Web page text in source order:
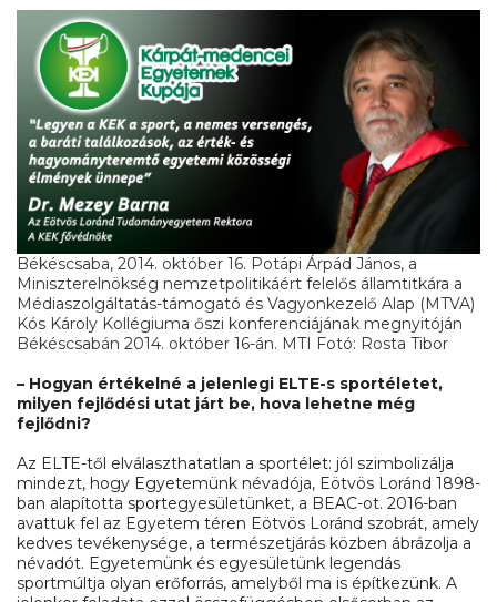
Békéscsaba, 2014. október 16. Potápi Árpád János, a
Miniszterelnökség nemzetpolitikáért felelős államtitkára a
Médiaszolgáltatás-támogató és Vagyonkezelő Alap (MTVA)
Kós Károly Kollégiuma őszi konferenciájának megnyitóján
Békéscsabán 2014. október 16-án. MTI Fotó: Rosta Tibor
– Hogyan értékelné a jelenlegi ELTE-s sportéletet,
milyen fejlődési utat járt be, hova lehetne még
fejlődni?
Az ELTE-től elválaszthatatlan a sportélet: jól szimbolizálja
mindezt, hogy Egyetemünk névadója, Eötvös Loránd 1898-
ban alapította sportegyesületünket, a BEAC-ot. 2016-ban
avattuk fel az Egyetem téren Eötvös Loránd szobrát, amely
kedves tevékenysége, a természetjárás közben ábrázolja a
névadót. Egyetemünk és egyesületünk legendás
sportmúltja olyan erőforrás, amelyből ma is építkezünk. A